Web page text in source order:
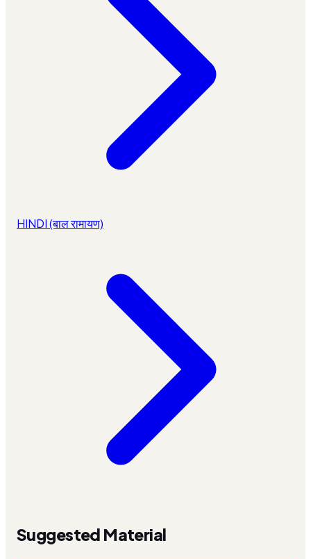
HINDI (बाल रामायण)
Suggested Material